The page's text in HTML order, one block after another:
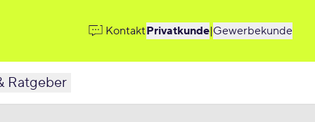
KontaktPrivatkunde|Gewerbekunde
Ratgeber